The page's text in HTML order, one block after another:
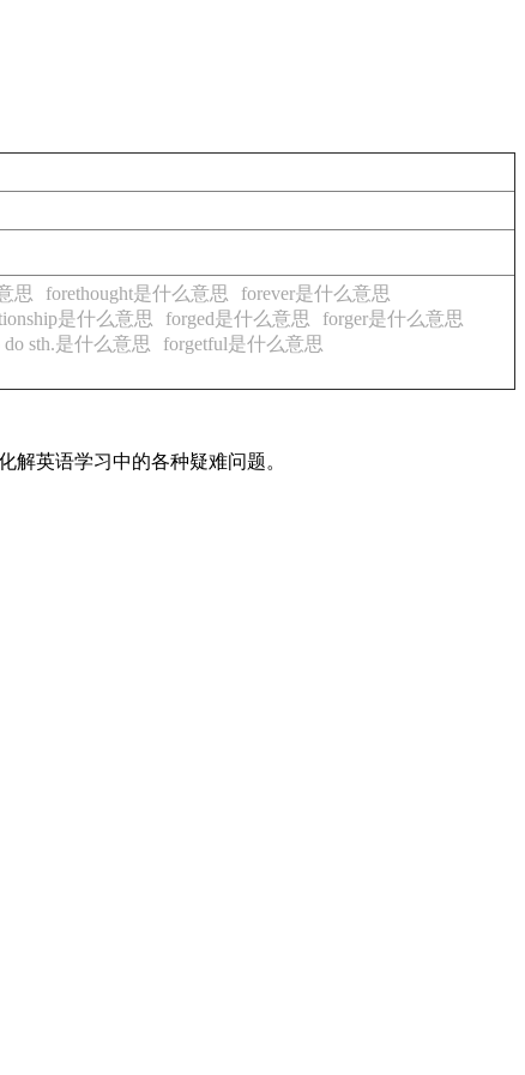
思 forethought是什么意思
forever是什么意思
是什么意思 forged是什么意思
forger是什么意思
do sth.是什么意思
forgetful是什么意思
解英语学习中的各种疑难问题。